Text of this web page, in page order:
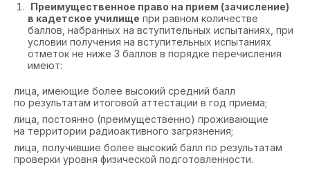
Преимущественное право на прием (зачисление)
в кадетское училище при равном количестве
баллов, набранных на вступительных испытаниях, при
условии получения на вступительных испытаниях
отметок не ниже 3 баллов в порядке перечисления
имеют:
лица, имеющие более высокий средний балл
по результатам итоговой аттестации в год приема;
лица, постоянно (преимущественно) проживающие
на территории радиоактивного загрязнения;
лица, получившие более высокий балл по результатам
проверки уровня физической подготовленности.